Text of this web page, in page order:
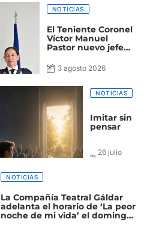
NOTICIAS
El Teniente Coronel
Víctor Manuel
Pastor nuevo jefe
y Control
3 agosto 2026
NOTICIAS
Imitar sin
pensar
26 julio
NOTICIAS
La Compañía Teatral Gáldar
adelanta el horario de ‘La peor
noche de mi vida’ el domingo